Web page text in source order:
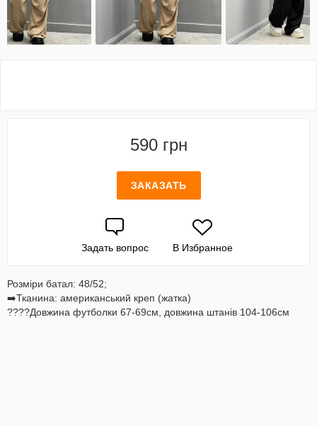
590 грн
ЗАКАЗАТЬ
Задать вопрос В Избранное
Розміри батал: 48/52;
➡️Тканина: американський креп (жатка)
????Довжина футболки 67-69см, довжина штанів 104-106см